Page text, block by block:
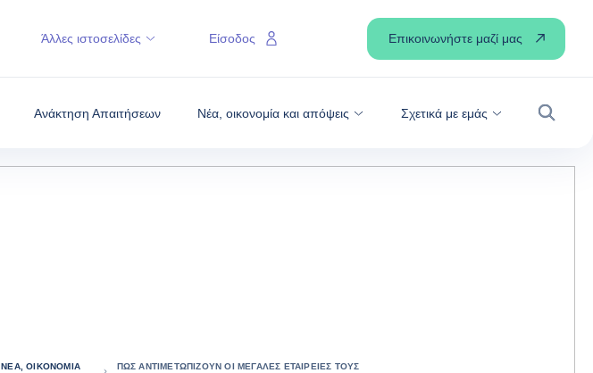
Ανάκτηση Απαιτήσεων Νέα, οικονομία και απόψεις Σχετικά με εμάς
Άλλες ιστοσελίδες Είσοδος Επικοινωνήστε μαζί μας
ΝΈΑ, ΟΙΚΟΝΟΜΊΑ
ΠΏΣ ΑΝΤΙΜΕΤΩΠΊΖΟΥΝ ΟΙ ΜΕΓΆΛΕΣ ΕΤΑΙΡΕΊΕΣ ΤΟΥΣ